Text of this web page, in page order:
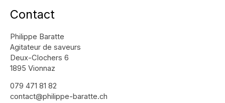
Contact
Philippe Baratte
Agitateur de saveurs
Deux-Clochers 6
1895 Vionnaz
079 471 81 82
contact@philippe-baratte.ch